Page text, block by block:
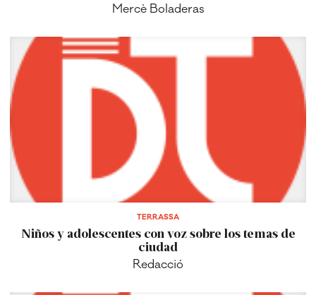
Mercè Boladeras
TERRASSA
Niños y adolescentes con voz sobre los temas de
ciudad
Redacció